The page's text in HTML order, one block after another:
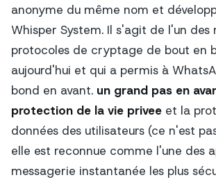
anonyme du même nom et
Whisper System. Il s'agit de l'un des
protocoles de cryptage de bout en
aujourd'hui et qui a permis à
bond en avant. un grand pas en
protection de la vie privee et la
données des utilisateurs (ce n'est
elle est reconnue comme l'une des
messagerie instantanée les plus